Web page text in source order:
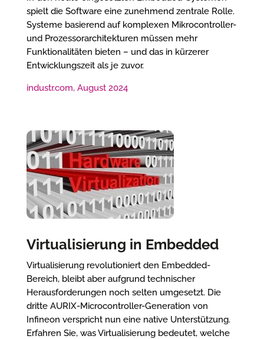
spielt die Software eine zunehmend zentrale Rolle.
Systeme basierend auf komplexen Mikrocontroller-
und Prozessorarchitekturen müssen mehr
Funktionalitäten bieten – und das in kürzerer
Entwicklungszeit als je zuvor.
industr.com, August 2024
Virtualisierung in Embedded
Virtualisierung revolutioniert den Embedded-
Bereich, bleibt aber aufgrund technischer
Herausforderungen noch selten umgesetzt. Die
dritte AURIX-Microcontroller-Generation von
Infineon verspricht nun eine native Unterstützung.
Erfahren Sie, was Virtualisierung bedeutet, welche